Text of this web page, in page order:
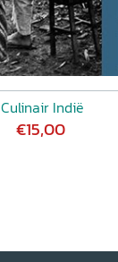
Culinair Indië
€15,00